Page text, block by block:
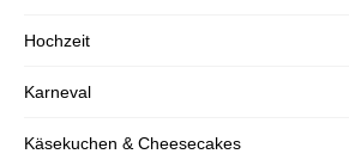
Hochzeit
Karneval
Käsekuchen & Cheesecakes